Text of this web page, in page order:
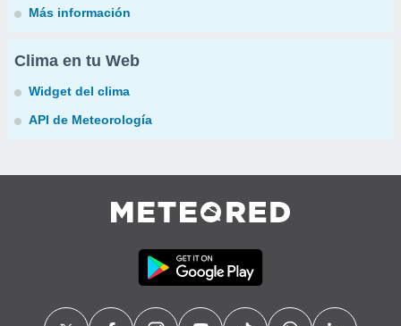
Más información
Clima en tu Web
Widget del clima
API de Meteorología